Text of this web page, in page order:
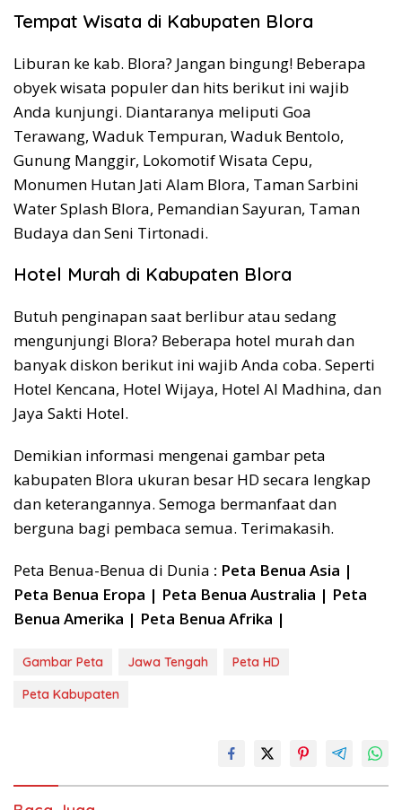
Tempat Wisata di Kabupaten Blora
Liburan ke kab. Blora? Jangan bingung! Beberapa
obyek wisata populer dan hits berikut ini wajib
Anda kunjungi. Diantaranya meliputi Goa
Terawang, Waduk Tempuran, Waduk Bentolo,
Gunung Manggir, Lokomotif Wisata Cepu,
Monumen Hutan Jati Alam Blora, Taman Sarbini
Water Splash Blora, Pemandian Sayuran, Taman
Budaya dan Seni Tirtonadi.
Hotel Murah di Kabupaten Blora
Butuh penginapan saat berlibur atau sedang
mengunjungi Blora? Beberapa hotel murah dan
banyak diskon berikut ini wajib Anda coba. Seperti
Hotel Kencana, Hotel Wijaya, Hotel Al Madhina, dan
Jaya Sakti Hotel.
Demikian informasi mengenai gambar peta
kabupaten Blora ukuran besar HD secara lengkap
dan keterangannya. Semoga bermanfaat dan
berguna bagi pembaca semua. Terimakasih.
Peta Benua-Benua di Dunia : Peta Benua Asia |
Peta Benua Eropa | Peta Benua Australia | Peta
Benua Amerika | Peta Benua Afrika |
Gambar Peta Jawa Tengah
Peta HD
Peta Kabupaten